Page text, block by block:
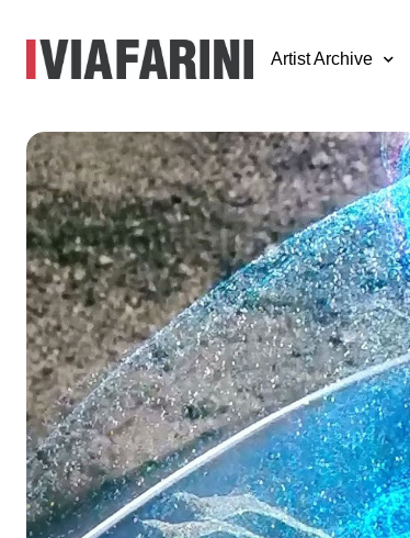
Artist Archive
Address
22 marzo - 10 luglio 2021
un progetto di Edicola Radetzky in
Fontana e Giulio Verago
I
Rebecca Agnes, Mattia Barbieri, Francesco Bartoli,
Stefano Comensoli_Nicolò Colciago, Clarissa Falco,